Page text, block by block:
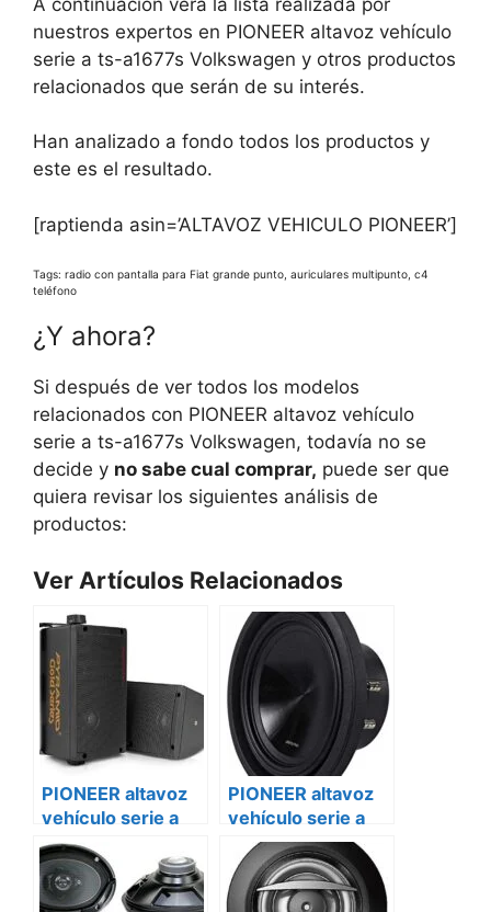
nuestros expertos en PIONEER altavoz vehículo
serie a ts-a1677s Volkswagen y otros productos
relacionados que serán de su interés.
Han analizado a fondo todos los productos y
este es el resultado.
[raptienda asin=’ALTAVOZ VEHICULO PIONEER’]
Tags: radio con pantalla para Fiat grande punto, auriculares multipunto, c4
teléfono
¿Y ahora?
Si después de ver todos los modelos
relacionados con PIONEER altavoz vehículo
serie a ts-a1677s Volkswagen, todavía no se
decide y no sabe cual comprar, puede ser que
quiera revisar los siguientes análisis de
productos:
Ver Artículos Relacionados
PIONEER altavoz
vehículo serie a
ts-a1677s
caravanas
PIONEER altavoz
vehículo serie a
ts-a1677s Renault
master